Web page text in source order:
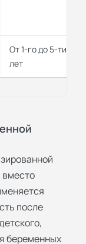
От 1-го до 5-ти
лет
вместо
после
беременных